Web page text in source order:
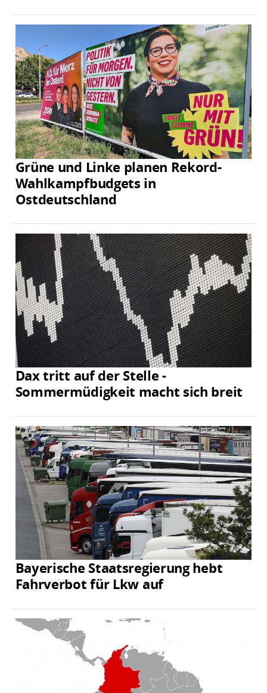
Grüne und Linke planen Rekord-
Wahlkampfbudgets in
Ostdeutschland
Dax tritt auf der Stelle -
Sommermüdigkeit macht sich breit
Bayerische Staatsregierung hebt
Fahrverbot für Lkw auf